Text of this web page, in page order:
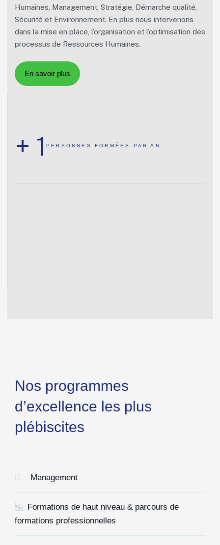
Humaines, Management, Stratégie, Démarche qualité,
Sécurité et Environnement. En plus nous intervenons
dans la mise en place, l’organisation et l’optimisation des
processus de Ressources Humaines.
+ 1 PERSONNES FORMÉES PAR AN
Nos programmes
d’excellence les plus
plébiscites
Management
Formations de haut niveau & parcours de
formations professionnelles